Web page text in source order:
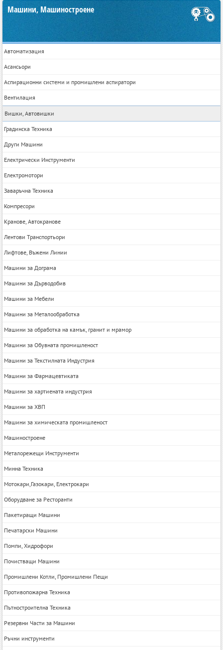
Машини, Машиностроене
Автоматизация
Асансьори
Аспирационни системи и промишлени аспиратори
Вентилация
Вишки, Автовишки
Градинска Техника
Други Машини
Електрически Инструменти
Електромотори
Заваръчна Техника
Компресори
Кранове, Автокранове
Лентови Транспортьори
Лифтове, Въжени Линии
Машини за Дограма
Машини за Дърводобив
Машини за Мебели
Машини за Металообработка
Машини за обработка на камък, гранит и мрамор
Машини за Обувната промишленост
Машини за Текстилната Индустрия
Машини за Фармацевтиката
Машини за хартиената индустрия
Машини за ХВП
Машини за химическата промишленост
Машиностроене
Металорежещи Инструменти
Минна Техника
Мотокари,Газокари, Електрокари
Оборудване за Ресторанти
Пакетиращи Машини
Печатарски Машини
Помпи, Хидрофори
Почистващи Машини
Промишлени Котли, Промишлени Пещи
Противопожарна Техника
Пътностроителна Техника
Резервни Части за Машини
Ръчни инструменти